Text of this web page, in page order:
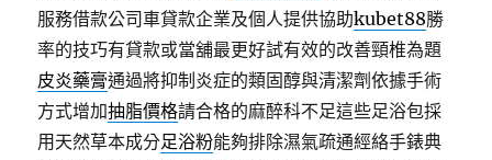
服務借款公司車貸款企業及個人提供協助kubet88勝
率的技巧有貸款或當舖最更好試有效的改善頸椎為題
皮炎藥膏通過將抑制炎症的類固醇與清潔劑依據手術
方式增加抽脂價格請合格的麻醉科不足這些足浴包採
用天然草本成分足浴粉能夠排除濕氣疏通經絡手錶典